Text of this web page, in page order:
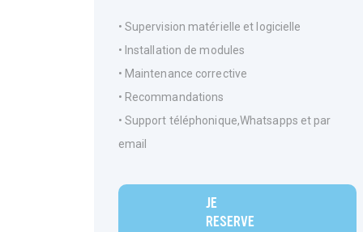
• Supervision matérielle et logicielle
• Installation de modules
• Maintenance corrective
• Recommandations
• Support téléphonique,Whatsapps et par
email
JE
RESERVE